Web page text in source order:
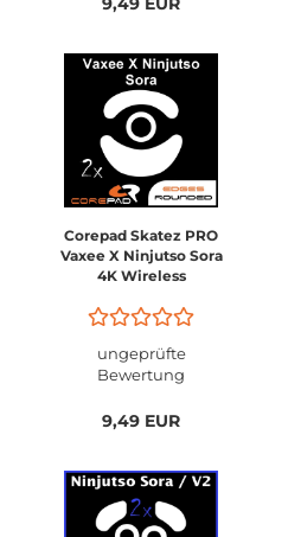
Corepad Skatez PRO
Vaxee X Ninjutso Sora
4K Wireless
ungeprüfte
Bewertung
9,49 EUR